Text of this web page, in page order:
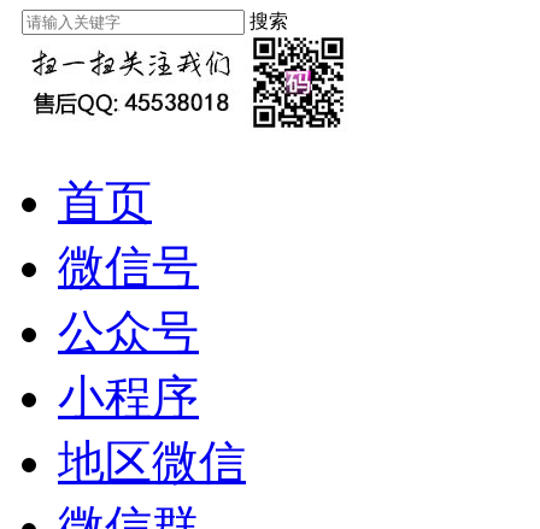
搜索
首页
微信号
公众号
小程序
地区微信